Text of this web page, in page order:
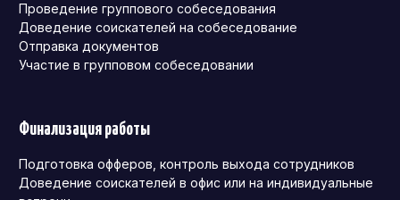
Проведение группового собеседования
Доведение соискателей на собеседование
Отправка документов
Участие в групповом собеседовании
Финализация работы
Подготовка офферов, контроль выхода сотрудников
Доведение соискателей в офис или на индивидуальные